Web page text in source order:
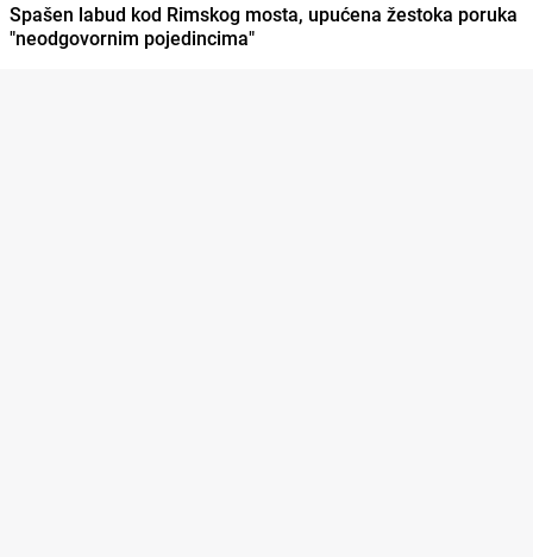
Spašen labud kod Rimskog mosta, upućena žestoka poruka
"neodgovornim pojedincima"